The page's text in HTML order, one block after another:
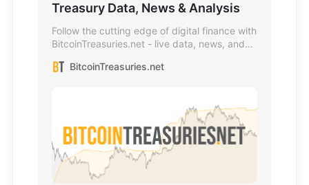
Treasury Data, News & Analysis
Follow the cutting edge of digital finance with
BitcoinTreasuries.net - live data, news, and
digital credit.
BitcoinTreasuries.net